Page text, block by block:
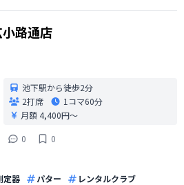
路通店
池下駅から徒歩2分
2打席
1コマ60分
月額 4,400円〜
0
0
定器 パター
レンタルクラブ